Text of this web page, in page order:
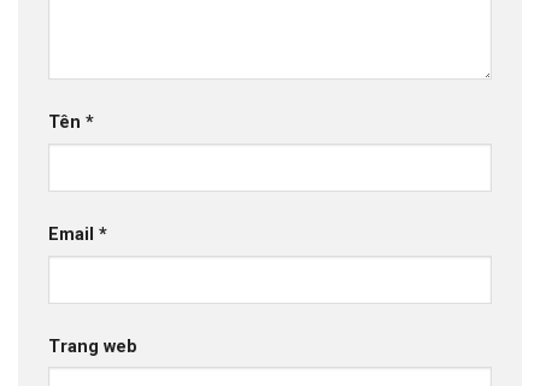
Tên *
Email *
Trang web